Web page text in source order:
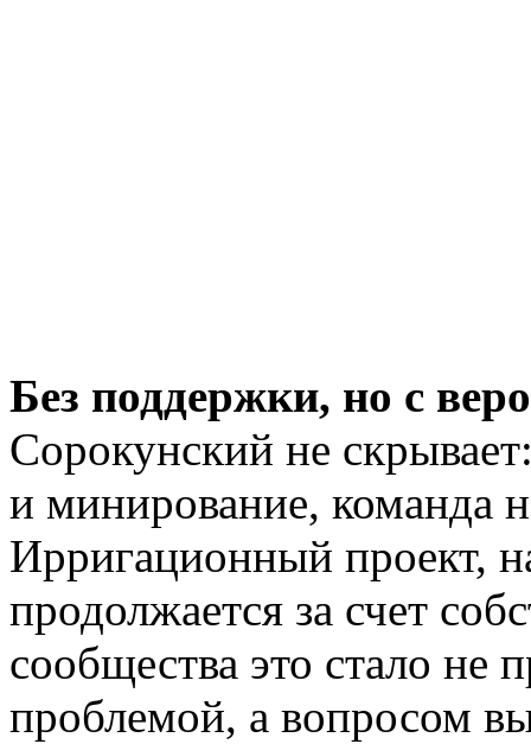
Без поддержки, но с
Сорокунский не
и минирование, команда
Ирригационный проект,
продолжается за счет
сообщества это стало не
проблемой, а вопросом